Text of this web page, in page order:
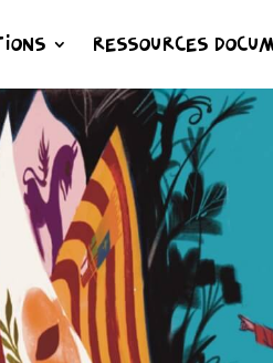
RESSOURCES